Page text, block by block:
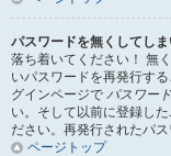
パスワードを無くしてしま
落ち着いてください！ 無
いパスワードを再発行す
グインページで パスワー
い。そして以前に登録し
ださい。再発行されたパ
ページトップ